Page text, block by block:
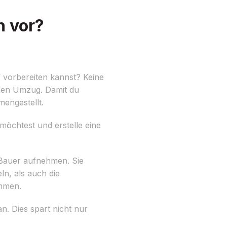
vor?
kannst? Keine
Umzug. Damit du
und erstelle eine
aufnehmen. Sie
als auch die
Dies spart nicht nur